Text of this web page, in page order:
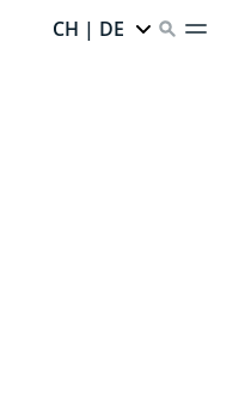
CH | DE